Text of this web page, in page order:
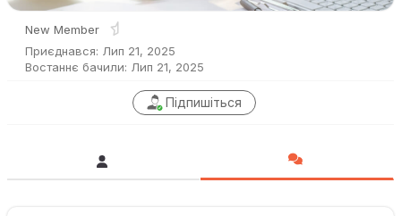
New Member
Приєднався: Лип 21, 2025
Востаннє бачили: Лип 21, 2025
Підпишіться